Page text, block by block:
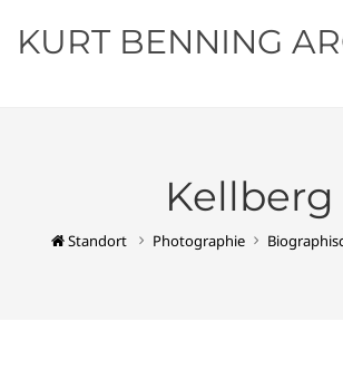
KURT BENNING
Kellberg
Standort Photographie